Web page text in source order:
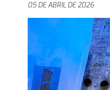
05 DE ABRIL DE 2026